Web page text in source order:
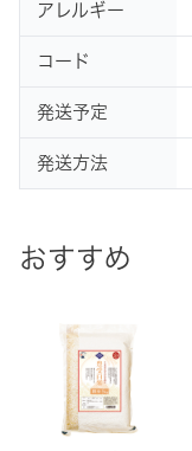
おすすめ
アレルギー
コード
発送予定
発送方法